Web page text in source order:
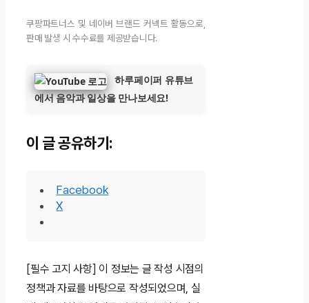
쿠팡파트너스 및 네이버 브랜드 커넥트 활동으로,
판매 발생 시 수수료를 제공받습니다.
하루페이퍼 유튜브
에서 음악과 일상을 만나보세요!
이 글 공유하기:
Facebook
X
[필수 고지 사항] 이 정보는 글 작성 시점의
정책과 자료를 바탕으로 작성되었으며, 실